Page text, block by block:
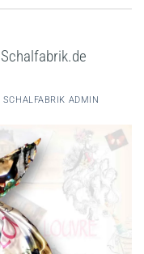
SCHALFABRIK ADMIN